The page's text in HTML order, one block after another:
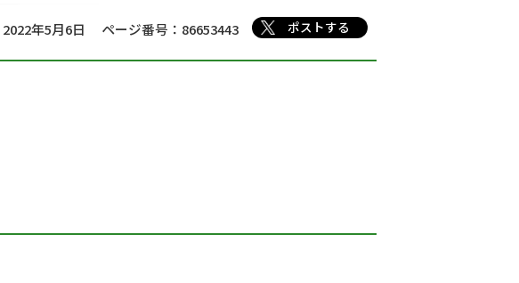
年5月6日 ページ番号：86653443 ポストする